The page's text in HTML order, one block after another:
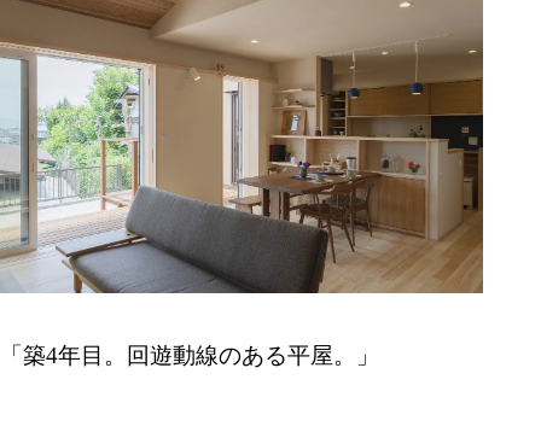
「築4年目。回遊動線のある平屋。」